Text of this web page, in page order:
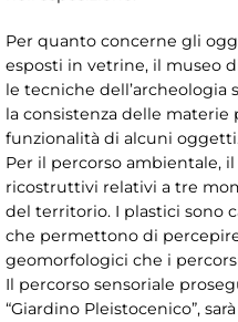
Per quanto concerne gli
esposti in vetrine, il museo
le tecniche dell’archeologia
la consistenza delle
funzionalità di alcuni
Per il percorso ambientale,
ricostruttivi relativi a tre
del territorio. I plastici sono
che permettono di
geomorfologici che i
Il percorso sensoriale
“Giardino Pleistocenico”,